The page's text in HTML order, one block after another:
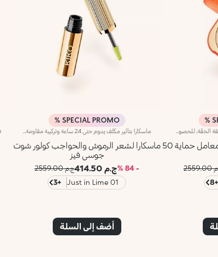
باودر فاونديشن سمر بروف بمعامل حماية 50
+8
SPECIAL PROMO %
ماسكارا لشعر الرموش والحواجب كولور شوت
جوسي فيز
- 84 % ج.م 414.50
ج.م 2559.00
01 Just in Lime
+3
أضف إلى السلة